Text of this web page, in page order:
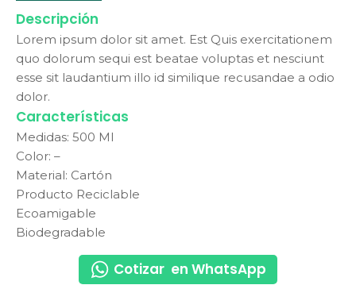
Descripción
Lorem ipsum dolor sit amet. Est Quis exercitationem
quo dolorum sequi est beatae voluptas et nesciunt
esse sit laudantium illo id similique recusandae a odio
dolor.
Características
Medidas: 500 Ml
Color: –
Material: Cartón
Producto Reciclable
Ecoamigable
Biodegradable
Cotizar en WhatsApp